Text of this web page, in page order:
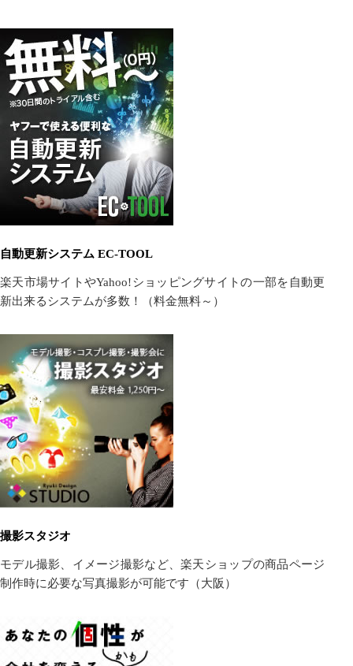
自動更新システム EC-TOOL
楽天市場サイトやYahoo!ショッピングサイトの一部を自動更
新出来るシステムが多数！（料金無料～）
撮影スタジオ
モデル撮影、イメージ撮影など、楽天ショップの商品ページ
制作時に必要な写真撮影が可能です（大阪）